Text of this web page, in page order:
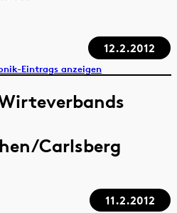
12.2.2012
Eintrags anzeigen
Carlsberg
11.2.2012